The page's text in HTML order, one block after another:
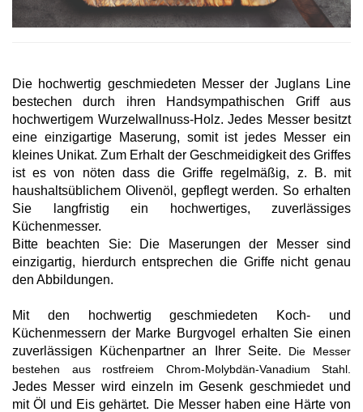
Die hochwertig geschmiedeten Messer der Juglans Line
bestechen durch ihren Handsympathischen Griff aus
hochwertigem Wurzelwallnuss-Holz. Jedes Messer besitzt
eine einzigartige Maserung, somit ist jedes Messer ein
kleines Unikat. Zum Erhalt der Geschmeidigkeit des Griffes
ist es von nöten dass die Griffe regelmäßig, z. B. mit
haushaltsüblichem Olivenöl, gepflegt werden. So erhalten
Sie langfristig ein hochwertiges, zuverlässiges
Küchenmesser.
Bitte beachten Sie: Die Maserungen der Messer sind
einzigartig, hierdurch entsprechen die Griffe nicht genau
den Abbildungen.
Mit den hochwertig geschmiedeten Koch- und
Küchenmessern der Marke Burgvogel erhalten Sie einen
zuverlässigen Küchenpartner an Ihrer Seite.
Die Messer
bestehen aus rostfreiem Chrom-Molybdän-Vanadium Stahl.
Jedes Messer wird einzeln im Gesenk geschmiedet und
mit Öl und Eis gehärtet. Die Messer haben eine Härte von